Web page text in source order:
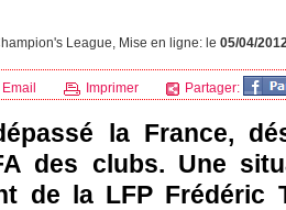
League, Mise en ligne: le 05/04/
Email Imprimer Partager:
la France,
des clubs. Une
de la LFP Frédéric